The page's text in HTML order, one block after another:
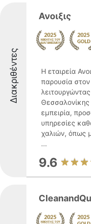
Διακριθέντες
Ανοιξις
Η εταιρεία
παρουσία
εμπειρία,
υπηρεσίες
χαλιών, όπως
...
9.6